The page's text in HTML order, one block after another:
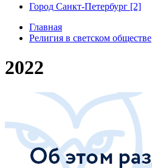
Город Санкт-Петербург [2]
Главная
Религия в светском обществе
2022